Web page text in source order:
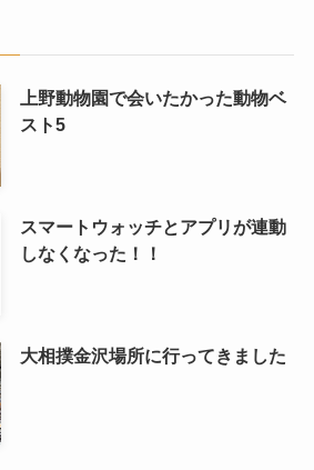
上野動物園で会いたかった動物ベ
スト5
スマートウォッチとアプリが連動
しなくなった！！
大相撲金沢場所に行ってきました